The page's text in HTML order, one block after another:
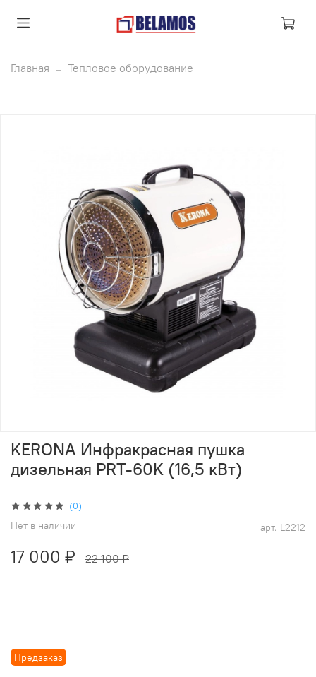
Главная Тепловое оборудование
(0)
арт. L2212
Нет в наличии
Предзаказ
KERONA Инфракрасная пушка
дизельная PRT-60K (16,5 кВт)
17 000 ₽ 22 100 ₽